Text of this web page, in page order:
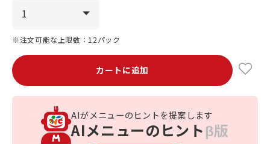
※注文可能な上限数：12パック
カートに追加
AIがメニューのヒントを提案します
AIメニューのヒントβ版